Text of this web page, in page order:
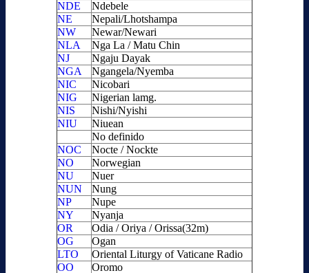
NDE
Ndebele
NE
Nepali/Lhotshampa
NW
Newar/Newari
NLA
Nga La / Matu Chin
NJ
Ngaju Dayak
NGA
Ngangela/Nyemba
NIC
Nicobari
NIG
Nigerian lamg.
NIS
Nishi/Nyishi
NIU
Niuean
No definido
NOC
Nocte / Nockte
NO
Norwegian
NU
Nuer
NUN
Nung
NP
Nupe
NY
Nyanja
OR
Odia / Oriya / Orissa(32m)
OG
Ogan
LTO
Oriental Liturgy of Vaticane Radio
OO
Oromo